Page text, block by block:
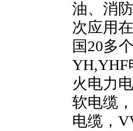
油、消
次应用
国20多
YH,YHF
火电力
软电缆，
电缆，